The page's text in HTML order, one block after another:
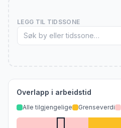
LEGG TIL TIDSSONE
Overlapp i arbeidstid
Alle tilgjengelige Grenseverdi